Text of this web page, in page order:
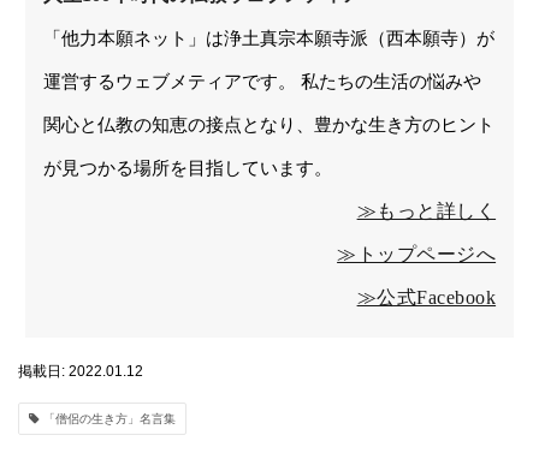
「他力本願ネット」は浄土真宗本願寺派（西本願寺）が
運営するウェブメティアです。 私たちの生活の悩みや
関心と仏教の知恵の接点となり、豊かな生き方のヒント
が見つかる場所を目指しています。
≫もっと詳しく
≫トップページへ
≫公式Facebook
掲載日: 2022.01.12
「僧侶の生き方」名言集